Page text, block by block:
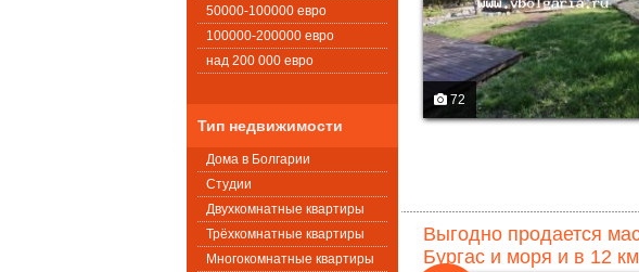
50000-100000 евро
100000-200000 евро
над 200 000 евро
Тип недвижимости
Дома в Болгарии
Студии
Двухкомнатные квартиры
Трёхкомнатные квартиры
Многокомнатные квартиры
72
Выгодно продается
Бургас и моря и в 12